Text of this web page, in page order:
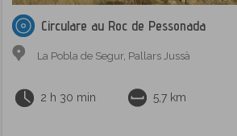
Circulare au Roc de Pessonada
La Pobla de Segur, Pallars Jussà
2 h 30 min 5,7 km